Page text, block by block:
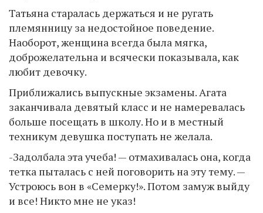
Татьяна старалась держаться и не ругать
племянницу за недостойное поведение.
Наоборот, женщина всегда была мягка,
доброжелательна и всячески показывала, как
любит девочку.
Приближались выпускные экзамены. Агата
заканчивала девятый класс и не намеревалась
больше посещать в школу. Но и в местный
техникум девушка поступать не желала.
-Задолбала эта учеба! — отмахивалась она, когда
тетка пыталась с ней поговорить на эту тему. —
Устроюсь вон в «Семерку!». Потом замуж выйду
и все! Никто мне не указ!